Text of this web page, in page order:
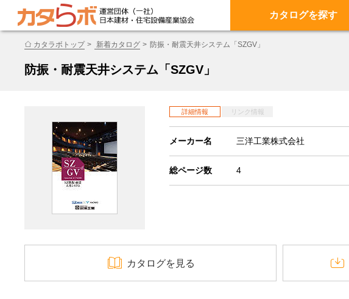
カタログを探す
カタラボトップ 新着カタログ 防振・耐震天井システム「SZGV」
防振・耐震天井システム「SZGV」
詳細情報 リンク情報
メーカー名 三洋工業株式会社
総ページ数 4
カタログを見る